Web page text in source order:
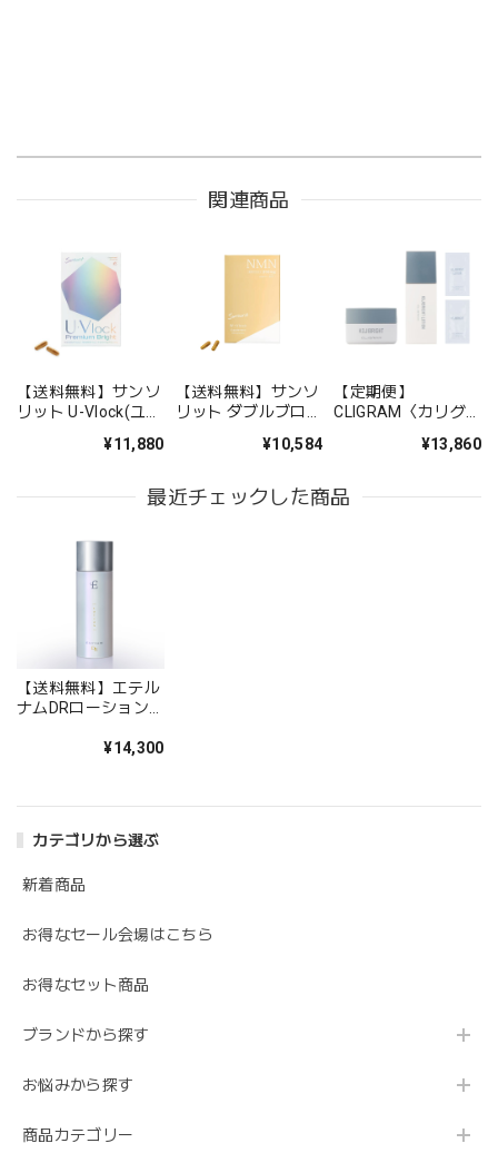
カテゴリから選ぶ
新着商品
お得なセール会場はこちら
お得なセット商品
ブランドから探す
お悩みから探す
商品カテゴリー
関連商品
【送料無料】サンソ
リット U-Vlock(ユー
¥11,880
【送料無料】サンソ
リット ダブルブロッ
¥10,584
【定期便】
CLIGRAM〈カリグ
ットブライトケアラ
¥13,860
最近チェックした商品
【送料無料】エテル
ナムDRローション
¥14,300